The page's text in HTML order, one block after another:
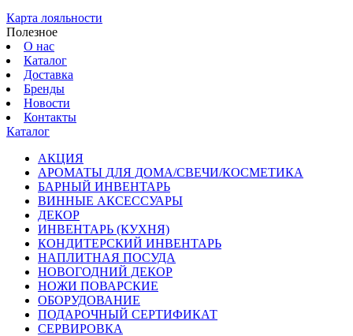
Карта лояльности
Полезное
О нас
Каталог
Доставка
Бренды
Новости
Контакты
Каталог
АКЦИЯ
АРОМАТЫ ДЛЯ ДОМА/СВЕЧИ/КОСМЕТИКА
БАРНЫЙ ИНВЕНТАРЬ
ВИННЫЕ АКСЕССУАРЫ
ДЕКОР
ИНВЕНТАРЬ (КУХНЯ)
КОНДИТЕРСКИЙ ИНВЕНТАРЬ
НАПЛИТНАЯ ПОСУДА
НОВОГОДНИЙ ДЕКОР
НОЖИ ПОВАРСКИЕ
ОБОРУДОВАНИЕ
ПОДАРОЧНЫЙ СЕРТИФИКАТ
СЕРВИРОВКА